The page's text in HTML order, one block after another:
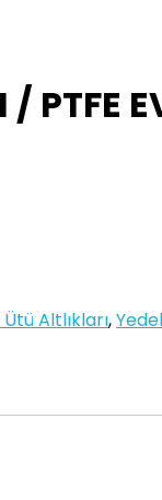
PTFE
Altlıkları,